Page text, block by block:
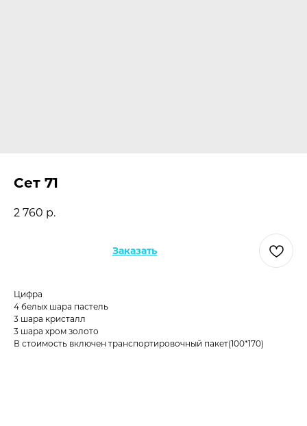
Сет 71
2 760 р.
Заказать
Цифра
4 белых шара пастель
3 шара кристалл
3 шара хром золото
В стоимость включен транспортировочный пакет(100*170)